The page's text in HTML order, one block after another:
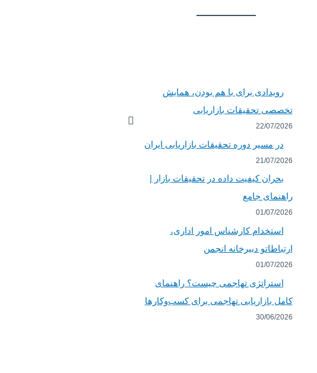
رویدادی برای با هم بودن، همایش
تخصصی تحقیقات بازاریابی
22/07/2026
در مسیر دوره تحقیقات بازاریابی ایران
21/07/2026
بحران کیفیت داده در تحقیقات بازار |
راهنمای جامع
01/07/2026
استخدام کارشناس امور اداری،
ارتباطاتو دبیرخانه انجمن
01/07/2026
استراتژی تهاجمی چیست؟ راهنمای
کامل بازاریابی تهاجمی برای کسب‌وکارها
30/06/2026